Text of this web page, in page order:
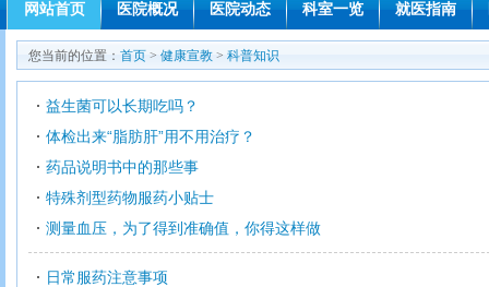
网站首页 医院概况 医院动态 科室一览 就医指南
您当前的位置： 首页 > 健康宣教 > 科普知识
益生菌可以长期吃吗？
体检出来“脂肪肝”用不用治疗？
药品说明书中的那些事
特殊剂型药物服药小贴士
测量血压，为了得到准确值，你得这样做
日常服药注意事项